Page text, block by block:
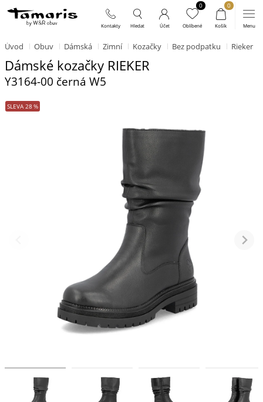
Úvod Obuv Dámská Zimní Kozačky Bez podpatku Rieker
Dámské kozačky RIEKER
Y3164-00 černá W5
SLEVA 28%
0
0